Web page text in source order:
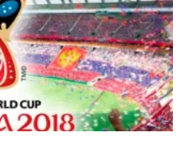
собор